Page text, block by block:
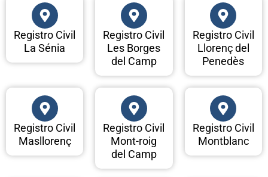
Registro Civil
La Sénia
Registro Civil
Les Borges
del Camp
Registro Civil
Llorenç del
Penedès
Registro Civil
Masllorenç
Registro Civil
Mont-roig
del Camp
Registro Civil
Montblanc